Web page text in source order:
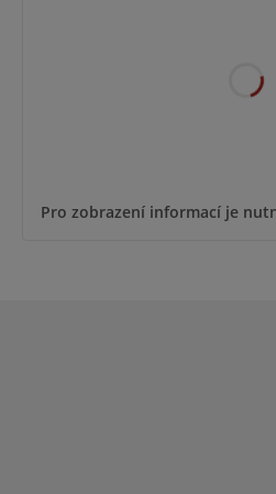
Pro zobrazení informací je